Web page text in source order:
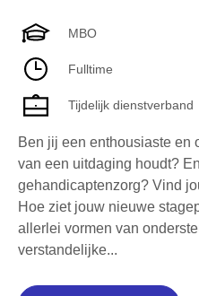
MBO
Fulltime
Tijdelijk dienstverband
Ben jij een enthousiaste en
van een uitdaging houdt?
gehandicaptenzorg? Vind
Hoe ziet jouw nieuwe
allerlei vormen van
verstandelijke...